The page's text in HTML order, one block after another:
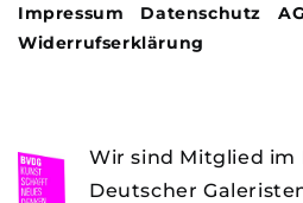
Impressum Datenschutz
Widerrufserklärung
Wir sind Mitglied im
Deutscher